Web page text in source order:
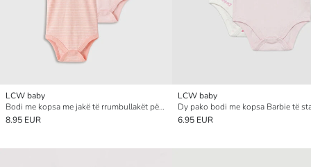
LCW baby
Bodi me kopsa me jakë të rrumbullakët për Foshnja Vajza Paketim treshe
8.95 EUR
LCW baby
6.95 EUR